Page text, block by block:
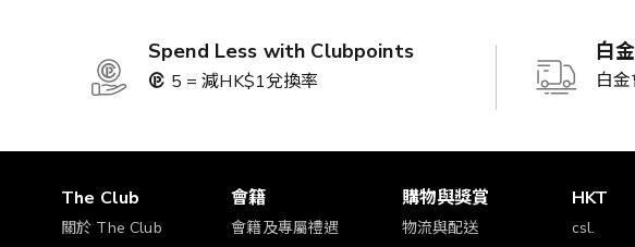
Spend Less with Clubpoints
5 = 減HK$1兌換率
白
白
The Club
關於 The Club
會籍
會籍及專屬禮遇
購物與獎賞
物流與配送
HKT
csl.